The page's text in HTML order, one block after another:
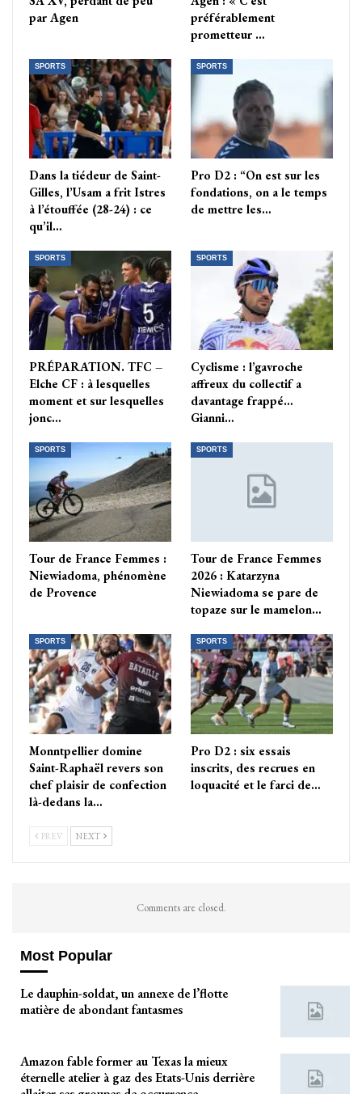
par Agen
préférablement
prometteur …
SPORTS
Dans la tiédeur de Saint-
Gilles, l’Usam a frit Istres
à l’étouffée (28-24) : ce
qu’il…
SPORTS
Pro D2 : “On est sur les
fondations, on a le temps
de mettre les…
SPORTS
PRÉPARATION. TFC –
Elche CF : à lesquelles
moment et sur lesquelles
jonc…
SPORTS
Cyclisme : l’gavroche
affreux du collectif a
davantage frappé…
Gianni…
SPORTS
Tour de France Femmes :
Niewiadoma, phénomène
de Provence
SPORTS
Tour de France Femmes
2026 : Katarzyna
Niewiadoma se pare de
topaze sur le mamelon…
SPORTS
Monntpellier domine
Saint-Raphaël revers son
chef plaisir de confection
là-dedans la…
SPORTS
Pro D2 : six essais
inscrits, des recrues en
loquacité et le farci de…
PREV NEXT
Comments are closed.
Most Popular
Le dauphin-soldat, un annexe de l’flotte
matière de abondant fantasmes
Amazon fable former au Texas la mieux
éternelle atelier à gaz des Etats-Unis derrière